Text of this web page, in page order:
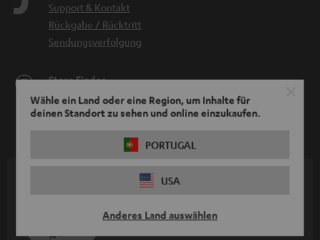
Wähle ein Land oder eine Region, um Inhalte für
deinen Standort zu sehen und online einzukaufen.
PORTUGAL
USA
Anderes Land auswählen
Support & Kontakt
Rückgabe / Rücktritt
Sendungsverfolgung
Store Finder
Erlebe unsere Produkte hautnah und lass dich persönlich
im Store beraten.
RABATT